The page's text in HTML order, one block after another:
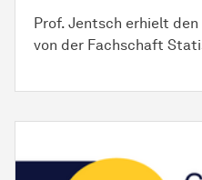
Prof. Jentsch erhielt
von der Fachschaft